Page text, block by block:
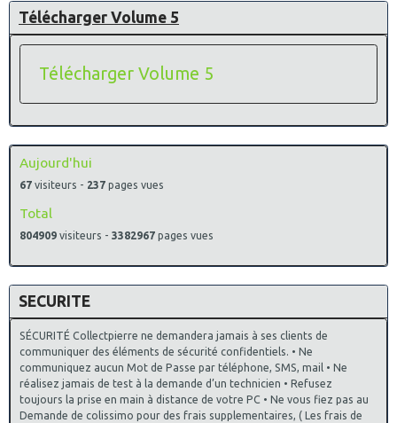
Télécharger Volume 5
Télécharger Volume 5
Aujourd'hui
67 visiteurs - 237 pages vues
Total
804909 visiteurs - 3382967 pages vues
SECURITE
SÉCURITÉ Collectpierre ne demandera jamais à ses clients de
communiquer des éléments de sécurité confidentiels. • Ne
communiquez aucun Mot de Passe par téléphone, SMS, mail • Ne
réalisez jamais de test à la demande d’un technicien • Refusez
toujours la prise en main à distance de votre PC • Ne vous fiez pas au
Demande de colissimo pour des frais supplementaires, ( Les frais de